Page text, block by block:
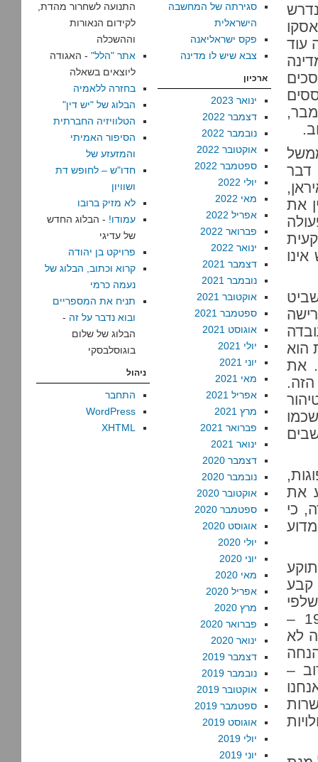
עוד
דבר
את
הוא
את
אזרחית במאה ה-21. טיהור
את
כי
קבע
הכרזותיו הראשונות אמורה היתה להיות מוכנה ב-1995 –
לא
אם בכלל, ב-2015. בהנחה
–
סגירתה של המחשבה
הישראלית
פקס ישראליאנה
צבא שיש לו מדינה
ארכיון
ינואר 2023
דצמבר 2022
נובמבר 2022
אוקטובר 2022
ספטמבר 2022
יולי 2022
מאי 2022
אפריל 2022
פברואר 2022
ינואר 2022
דצמבר 2021
נובמבר 2021
אוקטובר 2021
ספטמבר 2021
אוגוסט 2021
יולי 2021
יוני 2021
מאי 2021
אפריל 2021
מרץ 2021
פברואר 2021
ינואר 2021
דצמבר 2020
נובמבר 2020
אוקטובר 2020
ספטמבר 2020
אוגוסט 2020
יולי 2020
יוני 2020
מאי 2020
אפריל 2020
מרץ 2020
פברואר 2020
ינואר 2020
דצמבר 2019
נובמבר 2019
אוקטובר 2019
ספטמבר 2019
אוגוסט 2019
יולי 2019
יוני 2019
התנועה לשחרור מהדת,
לקידום הנאורות
וההשכלה
אתר "הלל" - האגודה
ליוצאים בשאלה
בחזרה ללאמיה
הבלוג של "יש דין"
הטלוויזיה החברתית
הסיפור האמיתי
והמזעזע של
חדו"ש – לחופש דת
ושוויון
לא מזיק ברובו
עמודו! - הבלוג החדש
של עדיגי
פרויקט בן יהודה
קרוא וכתוב, הבלוג של
נעמה כרמי
תניח את המספריים
ובוא נדבר על זה -
הבלוג של שלום
בוגוסלבסקי
ניהול
התחבר
WordPress
XHTML